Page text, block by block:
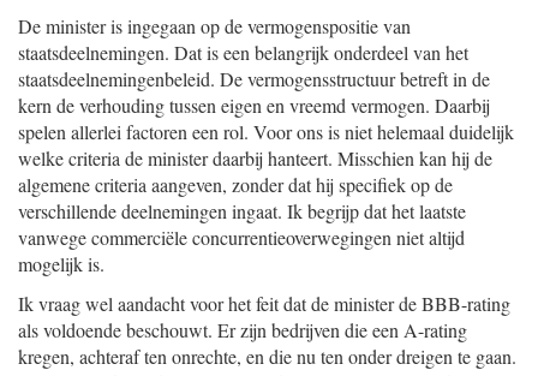
De minister is ingegaan op de vermogenspositie van
staatsdeelnemingen. Dat is een belangrijk onderdeel van het
staatsdeelnemingenbeleid. De vermogensstructuur betreft in de
kern de verhouding tussen eigen en vreemd vermogen. Daarbij
spelen allerlei factoren een rol. Voor ons is niet helemaal duidelijk
welke criteria de minister daarbij hanteert. Misschien kan hij de
algemene criteria aangeven, zonder dat hij specifiek op de
verschillende deelnemingen ingaat. Ik begrijp dat het laatste
vanwege commerciële concurrentieoverwegingen niet altijd
mogelijk is.
Ik vraag wel aandacht voor het feit dat de minister de BBB-rating
als voldoende beschouwt. Er zijn bedrijven die een A-rating
kregen, achteraf ten onrechte, en die nu ten onder dreigen te gaan.